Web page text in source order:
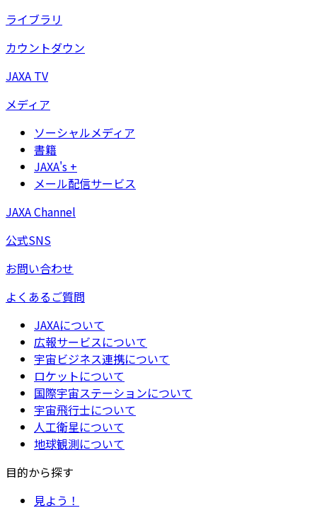
ライブラリ
カウントダウン
JAXA TV
メディア
ソーシャルメディア
書籍
JAXA's +
メール配信サービス
JAXA Channel
公式SNS
お問い合わせ
よくあるご質問
JAXAについて
広報サービスについて
宇宙ビジネス連携について
ロケットについて
国際宇宙ステーションについて
宇宙飛行士について
人工衛星について
地球観測について
目的から探す
見よう！